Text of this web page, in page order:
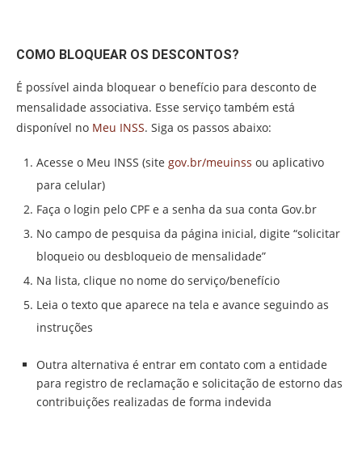
COMO BLOQUEAR OS DESCONTOS?
É possível ainda bloquear o benefício para desconto de
mensalidade associativa. Esse serviço também está
disponível no Meu INSS. Siga os passos abaixo:
Acesse o Meu INSS (site gov.br/meuinss ou aplicativo
para celular)
Faça o login pelo CPF e a senha da sua conta Gov.br
No campo de pesquisa da página inicial, digite “solicitar
bloqueio ou desbloqueio de mensalidade”
Na lista, clique no nome do serviço/benefício
Leia o texto que aparece na tela e avance seguindo as
instruções
Outra alternativa é entrar em contato com a entidade
para registro de reclamação e solicitação de estorno das
contribuições realizadas de forma indevida